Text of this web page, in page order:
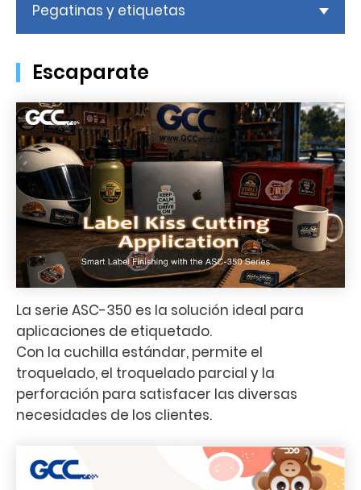
Pegatinas y etiquetas
Escaparate
La serie ASC-350 es la solución ideal para
aplicaciones de etiquetado.
Con la cuchilla estándar, permite el
troquelado, el troquelado parcial y la
perforación para satisfacer las diversas
necesidades de los clientes.